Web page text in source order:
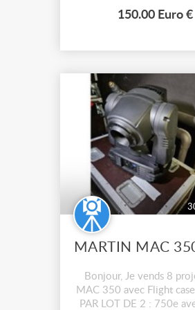
9.5 pour lampe CP70
1 porte-filtre...
150.00 Euro €
Bonjour, Je vends 8
MAC 350 avec Flight
PAR LOT DE 2 : 750e